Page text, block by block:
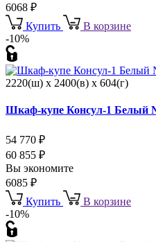
6068 ₽
Купить
В корзине
-10%
2220(ш) x 2400(в) x 604(г)
Шкаф-купе Консул-1 Белый
54 770 ₽
60 855 ₽
Вы экономите
6085 ₽
Купить
В корзине
-10%